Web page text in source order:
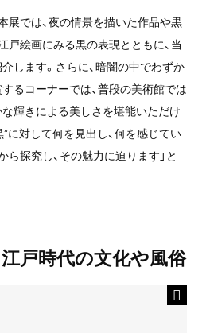
展では、夜の情景を描いた作品や黒
戸絵画にみる黒の表現とともに、当
します。さらに、暗闇の中でわずか
るコーナーでは、普段の美術館では
輝きによる美しさを堪能いただけ
に対して何を見出し、何を感じてい
ら探究し、その魅力に迫ります」と
江戸時代の文化や風俗